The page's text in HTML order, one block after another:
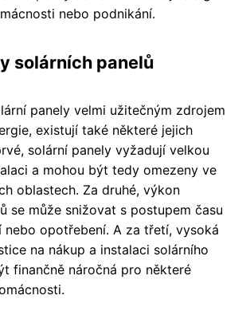
nebo podnikání.
solárních panelů
panely velmi užitečným zdrojem
existují také některé jejich
solární panely vyžadují velkou
a mohou být tedy omezeny ve
oblastech. Za druhé, výkon
se může snižovat s postupem času
nebo opotřebení. A za třetí, vysoká
na nákup a instalaci solárního
finančně náročná pro některé